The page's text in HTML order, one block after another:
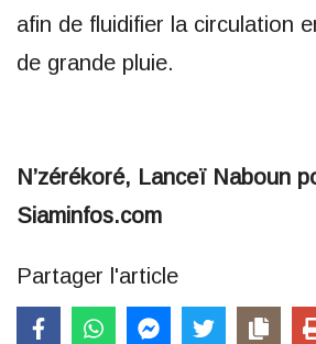
afin de fluidifier la circulation
de grande pluie.
N’zérékoré, Lanceï Naboun
Siaminfos.com
Partager l'article